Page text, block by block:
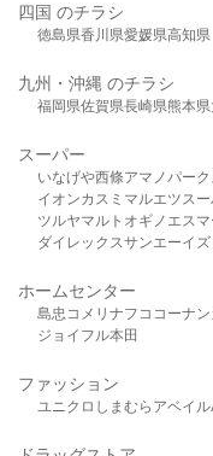
四国 のチラシ
徳島県香川県愛媛県高知県
九州・沖縄 のチラシ
福岡県佐賀県長崎県熊本県
スーパー
いなげや西條アマノパーク
イオンカスミ マルエツス
ツルヤマルト オギノ エスマ
ダイレックスサンエーイ
ホームセンター
島忠 コメリ ナフコ コーナン
ジョイフル本田
ファッション
ユニクロ しまむら アベイル